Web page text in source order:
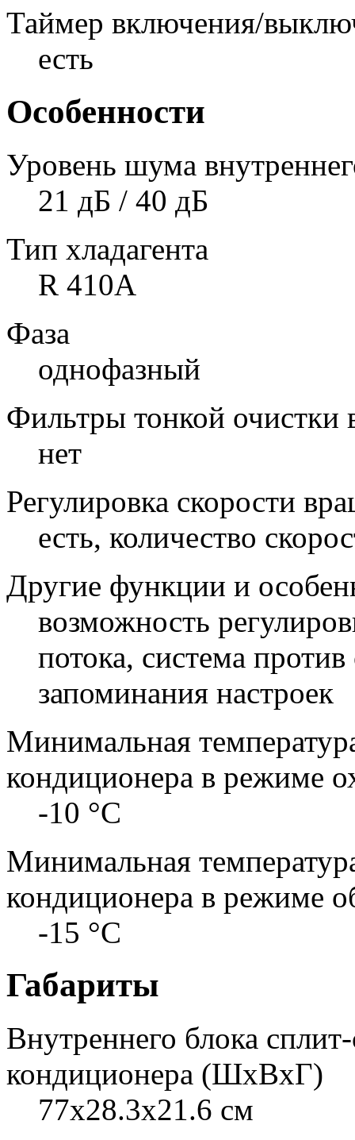
Таймер включения/
есть
Особенности
Уровень шума
21 дБ / 40 дБ
Тип хладагента
R 410A
Фаза
однофазный
Фильтры тонкой очистки
нет
Регулировка скорости
есть, количество
Другие функции и
возможность
потока, система
запоминания настроек
Минимальная
кондиционера в режиме
-10 °С
Минимальная
кондиционера в режиме
-15 °С
Габариты
Внутреннего блока
кондиционера (ШxВxГ)
77x28.3x21.6 см